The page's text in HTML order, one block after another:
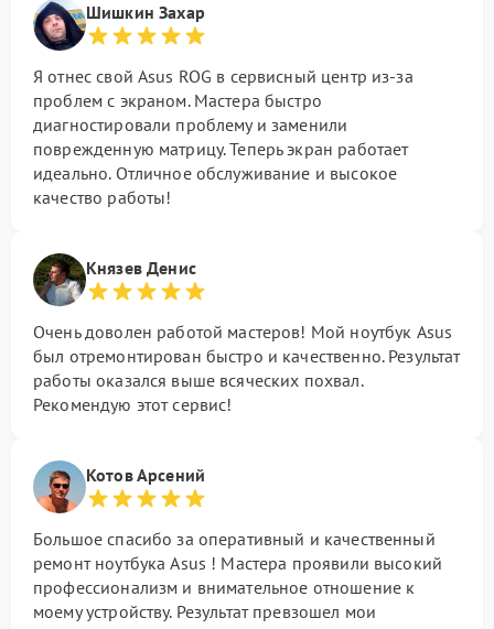
Шишкин Захар
Я отнес свой Asus ROG в сервисный центр из-за
проблем с экраном. Мастера быстро
диагностировали проблему и заменили
поврежденную матрицу. Теперь экран работает
идеально. Отличное обслуживание и высокое
качество работы!
Князев Денис
Очень доволен работой мастеров! Мой ноутбук Asus
был отремонтирован быстро и качественно. Результат
работы оказался выше всяческих похвал.
Рекомендую этот сервис!
Котов Арсений
Большое спасибо за оперативный и качественный
ремонт ноутбука Asus ! Мастера проявили высокий
профессионализм и внимательное отношение к
моему устройству. Результат превзошел мои